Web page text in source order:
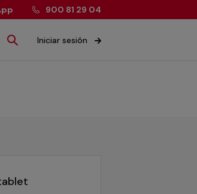
900 81 29 04
Iniciar sesión